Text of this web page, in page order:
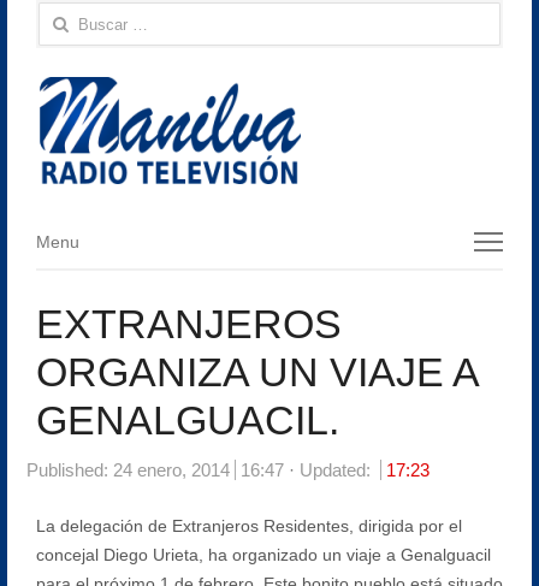
Buscar:
Menu
Menu
EXTRANJEROS
ORGANIZA UN VIAJE A
GENALGUACIL.
Published: 24 enero, 2014 16:47 Updated: 17:23
La delegación de Extranjeros Residentes, dirigida por el
concejal Diego Urieta, ha organizado un viaje a Genalguacil